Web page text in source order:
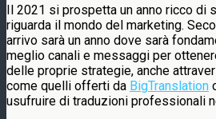
Il 2021 si prospetta un anno ricco di
riguarda il mondo del marketing.
arrivo sarà un anno dove sarà
meglio canali e messaggi per
delle proprie strategie, anche
come quelli offerti da BigTranslation
usufruire di traduzioni professionali